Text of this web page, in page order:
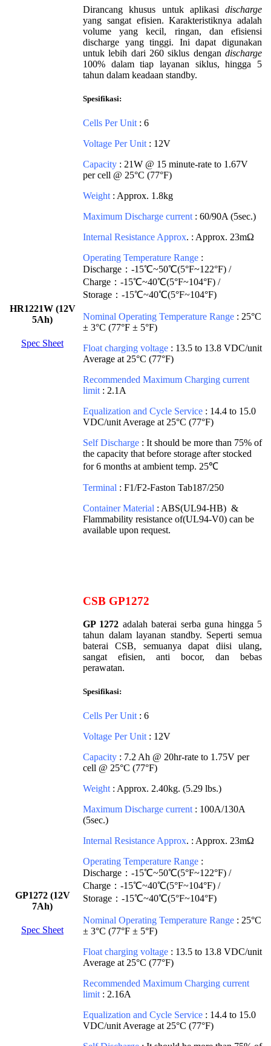
HR1221W (12V
5Ah)
Spec Sheet
Dirancang khusus untuk aplikasi discharge
yang sangat efisien. Karakteristiknya adalah
volume yang kecil, ringan, dan efisiensi
discharge yang tinggi. Ini dapat digunakan
untuk lebih dari 260 siklus dengan discharge
100% dalam tiap layanan siklus, hingga 5
tahun dalam keadaan standby.
Spesifikasi:
Cells Per Unit : 6
Voltage Per Unit : 12V
Capacity : 21W @ 15 minute-rate to 1.67V
per cell @ 25°C (77°F)
Weight : Approx. 1.8kg
Maximum Discharge current : 60/90A (5sec.)
Internal Resistance Approx. : Approx. 23mΩ
Operating Temperature Range :
Discharge：-15℃~50℃(5°F~122°F) /
Charge：-15℃~40℃(5°F~104°F) /
Storage：-15℃~40℃(5°F~104°F)
Nominal Operating Temperature Range : 25°C
± 3°C (77°F ± 5°F)
Float charging voltage : 13.5 to 13.8 VDC/unit
Average at 25°C (77°F)
Recommended Maximum Charging current
limit : 2.1A
Equalization and Cycle Service : 14.4 to 15.0
VDC/unit Average at 25°C (77°F)
Self Discharge : It should be more than 75% of
the capacity that before storage after stocked
for 6 months at ambient temp. 25℃
Terminal : F1/F2-Faston Tab187/250
Container Material : ABS(UL94-HB) &
Flammability resistance of(UL94-V0) can be
available upon request.
GP1272 (12V
7Ah)
Spec Sheet
CSB GP1272
GP 1272 adalah baterai serba guna hingga 5
tahun dalam layanan standby. Seperti semua
baterai CSB, semuanya dapat diisi ulang,
sangat efisien, anti bocor, dan bebas
perawatan.
Spesifikasi:
Cells Per Unit : 6
Voltage Per Unit : 12V
Capacity : 7.2 Ah @ 20hr-rate to 1.75V per
cell @ 25°C (77°F)
Weight : Approx. 2.40kg. (5.29 lbs.)
Maximum Discharge current : 100A/130A
(5sec.)
Internal Resistance Approx. : Approx. 23mΩ
Operating Temperature Range :
Discharge：-15℃~50℃(5°F~122°F) /
Charge：-15℃~40℃(5°F~104°F) /
Storage：-15℃~40℃(5°F~104°F)
Nominal Operating Temperature Range : 25°C
± 3°C (77°F ± 5°F)
Float charging voltage : 13.5 to 13.8 VDC/unit
Average at 25°C (77°F)
Recommended Maximum Charging current
limit : 2.16A
Equalization and Cycle Service : 14.4 to 15.0
VDC/unit Average at 25°C (77°F)